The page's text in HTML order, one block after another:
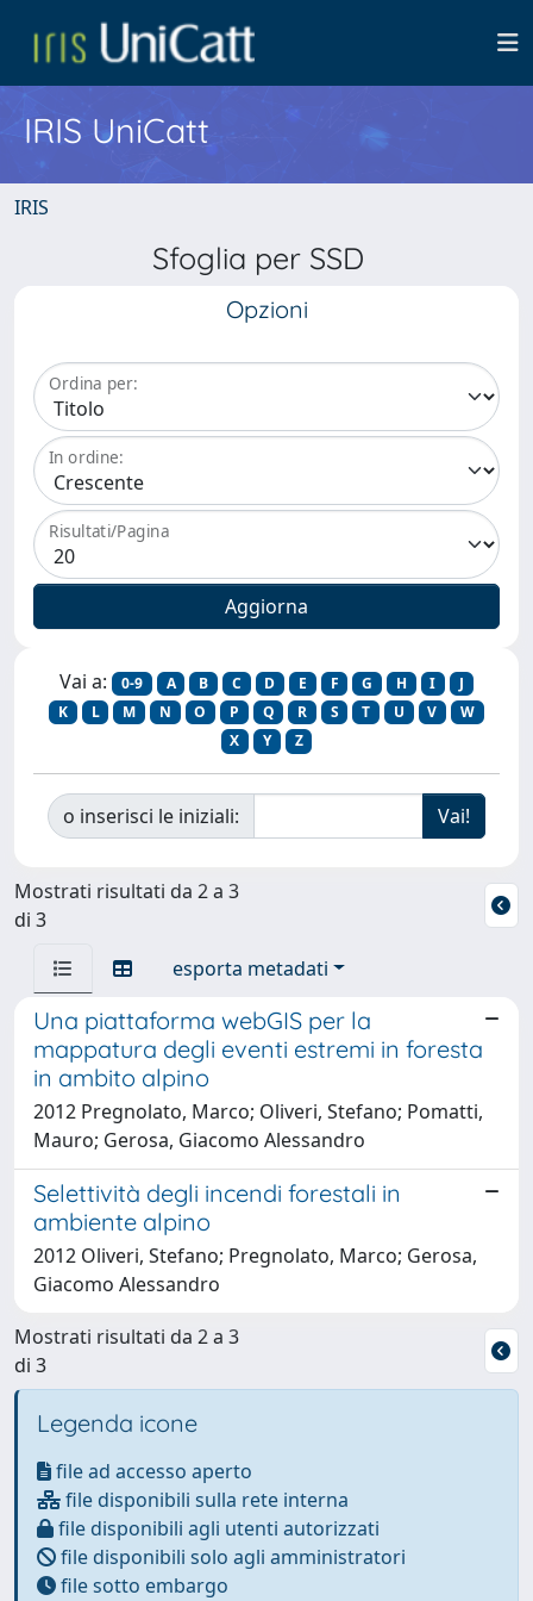
IRIS UniCatt
IRIS
Sfoglia per SSD
Opzioni
Ordina per:
In ordine:
Risultati/Pagina
Vai a: 0-9 A B C D E F G H I
J
K
L M N O P Q R S T U V
W
X
Y Z
o inserisci le iniziali:
Mostrati risultati da 2 a 3
di 3
esporta metadati
Una piattaforma webGIS per la
mappatura degli eventi estremi in foresta
in ambito alpino
2012 Pregnolato, Marco; Oliveri, Stefano; Pomatti,
Mauro; Gerosa, Giacomo Alessandro
Selettività degli incendi forestali in
ambiente alpino
2012 Oliveri, Stefano; Pregnolato, Marco; Gerosa,
Giacomo Alessandro
Mostrati risultati da 2 a 3
di 3
Legenda icone
file ad accesso aperto
file disponibili sulla rete interna
file disponibili agli utenti autorizzati
file disponibili solo agli amministratori
file sotto embargo